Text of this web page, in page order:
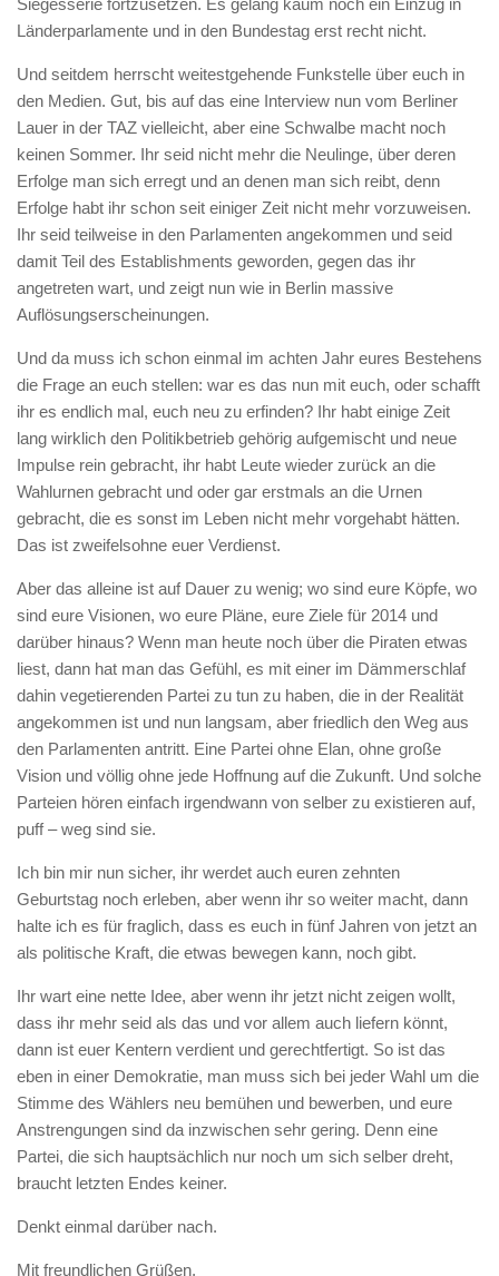
Siegesserie fortzusetzen. Es gelang kaum noch ein Einzug in
Länderparlamente und in den Bundestag erst recht nicht.
Und seitdem herrscht weitestgehende Funkstelle über euch in
den Medien. Gut, bis auf das eine Interview nun vom Berliner
Lauer in der TAZ vielleicht, aber eine Schwalbe macht noch
keinen Sommer. Ihr seid nicht mehr die Neulinge, über deren
Erfolge man sich erregt und an denen man sich reibt, denn
Erfolge habt ihr schon seit einiger Zeit nicht mehr vorzuweisen.
Ihr seid teilweise in den Parlamenten angekommen und seid
damit Teil des Establishments geworden, gegen das ihr
angetreten wart, und zeigt nun wie in Berlin massive
Auflösungserscheinungen.
Und da muss ich schon einmal im achten Jahr eures Bestehens
die Frage an euch stellen: war es das nun mit euch, oder schafft
ihr es endlich mal, euch neu zu erfinden? Ihr habt einige Zeit
lang wirklich den Politikbetrieb gehörig aufgemischt und neue
Impulse rein gebracht, ihr habt Leute wieder zurück an die
Wahlurnen gebracht und oder gar erstmals an die Urnen
gebracht, die es sonst im Leben nicht mehr vorgehabt hätten.
Das ist zweifelsohne euer Verdienst.
Aber das alleine ist auf Dauer zu wenig; wo sind eure Köpfe, wo
sind eure Visionen, wo eure Pläne, eure Ziele für 2014 und
darüber hinaus? Wenn man heute noch über die Piraten etwas
liest, dann hat man das Gefühl, es mit einer im Dämmerschlaf
dahin vegetierenden Partei zu tun zu haben, die in der Realität
angekommen ist und nun langsam, aber friedlich den Weg aus
den Parlamenten antritt. Eine Partei ohne Elan, ohne große
Vision und völlig ohne jede Hoffnung auf die Zukunft. Und solche
Parteien hören einfach irgendwann von selber zu existieren auf,
puff – weg sind sie.
Ich bin mir nun sicher, ihr werdet auch euren zehnten
Geburtstag noch erleben, aber wenn ihr so weiter macht, dann
halte ich es für fraglich, dass es euch in fünf Jahren von jetzt an
als politische Kraft, die etwas bewegen kann, noch gibt.
Ihr wart eine nette Idee, aber wenn ihr jetzt nicht zeigen wollt,
dass ihr mehr seid als das und vor allem auch liefern könnt,
dann ist euer Kentern verdient und gerechtfertigt. So ist das
eben in einer Demokratie, man muss sich bei jeder Wahl um die
Stimme des Wählers neu bemühen und bewerben, und eure
Anstrengungen sind da inzwischen sehr gering. Denn eine
Partei, die sich hauptsächlich nur noch um sich selber dreht,
braucht letzten Endes keiner.
Denkt einmal darüber nach.
Mit freundlichen Grüßen,